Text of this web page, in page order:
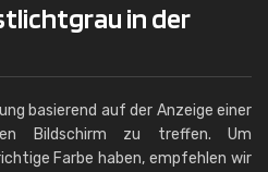
in der
basierend auf der Anzeige einer
Bildschirm zu treffen. Um
Farbe haben, empfehlen wir